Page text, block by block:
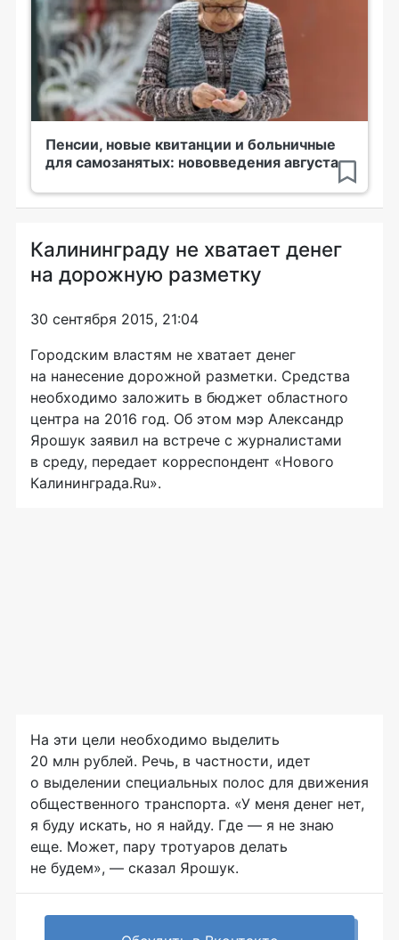
Пенсии, новые квитанции и больничные
для самозанятых: нововведения августа
Калининграду не хватает денег
на дорожную разметку
30 сентября 2015, 21:04
Городским властям не хватает денег
на нанесение дорожной разметки. Средства
необходимо заложить в бюджет областного
центра на 2016 год. Об этом мэр Александр
Ярошук заявил на встрече с журналистами
в среду, передает корреспондент «Нового
Калининграда.Ru».
На эти цели необходимо выделить
20 млн рублей. Речь, в частности, идет
о выделении специальных полос для движения
общественного транспорта. «У меня денег нет,
я буду искать, но я найду. Где — я не знаю
еще. Может, пару тротуаров делать
не будем», — сказал Ярошук.